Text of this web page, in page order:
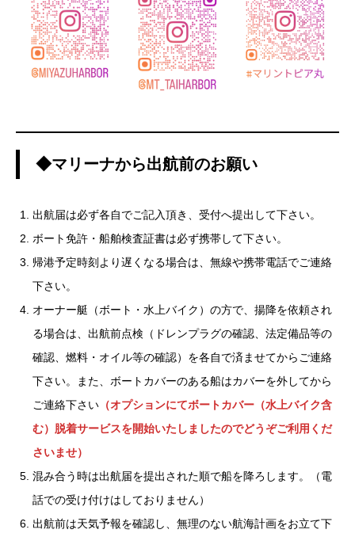
◆マリーナから出航前のお願い
出航届は必ず各自でご記入頂き、受付へ提出して下さい。
ボート免許・船舶検査証書は必ず携帯して下さい。
帰港予定時刻より遅くなる場合は、無線や携帯電話でご連絡
下さい。
オーナー艇（ボート・水上バイク）の方で、揚降を依頼され
る場合は、出航前点検（ドレンプラグの確認、法定備品等の
確認、燃料・オイル等の確認）を各自で済ませてからご連絡
下さい。また、ボートカバーのある船はカバーを外してから
ご連絡下さい （オプションにてボートカバー（水上バイク含
む）脱着サービスを開始いたしましたのでどうぞご利用くだ
さいませ）
混み合う時は出航届を提出された順で船を降ろします。（電
話での受け付けはしておりません）
出航前は天気予報を確認し、無理のない航海計画をお立て下